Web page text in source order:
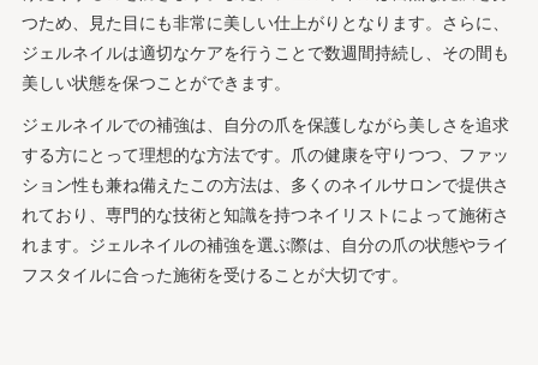
つため、見た目にも非常に美しい仕上がりとなります。さらに、
ジェルネイルは適切なケアを行うことで数週間持続し、その間も
美しい状態を保つことができます。
ジェルネイルでの補強は、自分の爪を保護しながら美しさを追求
する方にとって理想的な方法です。爪の健康を守りつつ、ファッ
ション性も兼ね備えたこの方法は、多くのネイルサロンで提供さ
れており、専門的な技術と知識を持つネイリストによって施術さ
れます。ジェルネイルの補強を選ぶ際は、自分の爪の状態やライ
フスタイルに合った施術を受けることが大切です。